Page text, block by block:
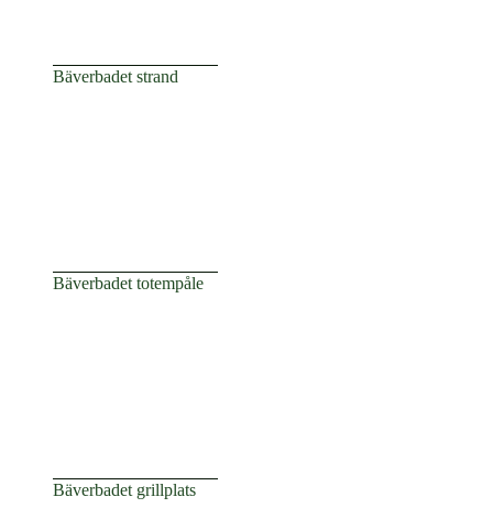
Bäverbadet strand
Bäverbadet totempåle
Bäverbadet grillplats